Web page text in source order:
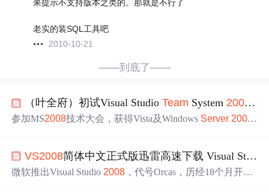
果提示不支持版本之类的。那就是不行了
老实的装SQL工具吧
2010-10-21
——到底了——
（叶全府）初试Visual StudioTeam System 2008 （
参加MS2008技术大会，获得Vista及Windows Server 2008
开发新体验、编程语言改进和LINQ等功能。
VS2008简体中文正式版迅雷高速下载 Visual Studio
微软推出Visual Studio 2008 ，代号Orcas，历经18个月开